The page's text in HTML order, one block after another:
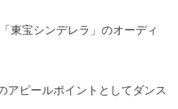
東宝シンデレラ」のオーディ
アピールポイントとしてダンス